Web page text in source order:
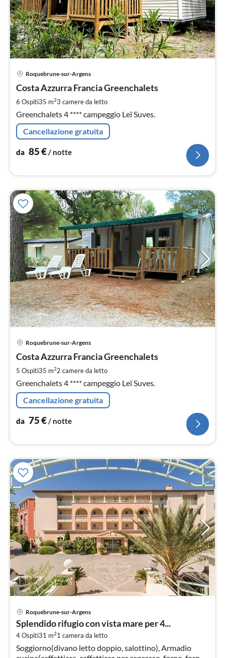
Roquebrune-sur-Argens
Costa Azzurra Francia Greenchalets
6 Ospiti35 m23 camere da letto
Greenchalets 4 **** campeggio Leï Suves.
Cancellazione gratuita
da 85€/ notte
Roquebrune-sur-Argens
Costa Azzurra Francia Greenchalets
5 Ospiti35 m22 camere da letto
Greenchalets 4 **** campeggio Leï Suves.
Cancellazione gratuita
da 75€/ notte
Roquebrune-sur-Argens
Splendido rifugio con vista mare per 4...
4 Ospiti31 m21 camera da letto
Soggiorno(divano letto doppio, salottino), Armadio